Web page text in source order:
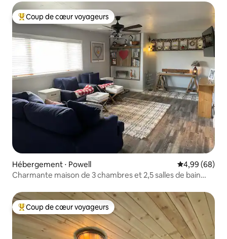
Coups de cœur voyageurs les plus appréciés
Coup de cœur voyageurs
Hébergement ⋅ Powell Évaluation
4,99 (68)
Charmante maison de 3 chambres et 2,5 salles de bain
Coups de cœur voyageurs les plus appréciés
Coup de cœur voyageurs